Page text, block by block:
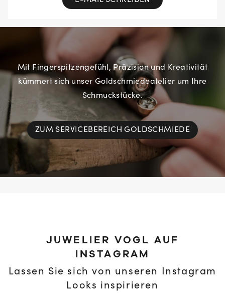
Mit Fingerspitzengefühl, Präzision und Kreativität
kümmert sich unser Goldschmiedeatelier um Ihre
Schmuckstücke.
ZUM SERVICEBEREICH GOLDSCHMIEDE
JUWELIER VOGL AUF
INSTAGRAM
Lassen Sie sich von unseren Instagram
Looks inspirieren